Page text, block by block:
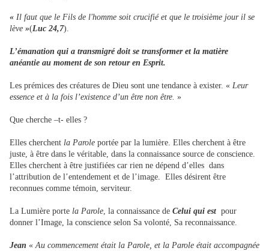
« Il faut que le Fils de l'homme soit crucifié et que le troisième jour il se
lève »(Luc 24,7).
L’émanation qui a transmigré doit se transformer et la matière
anéantie au moment de son retour en Esprit.
Les prémices des créatures de Dieu sont une tendance à exister. « Leur
essence et à la fois l’existence d’un être non être. »
Que cherche –t- elles ?
Elles cherchent la Parole portée par la lumière. Elles cherchent à être
juste, à être dans le véritable, dans la connaissance source de conscience.
Elles cherchent à être justifiées car rien ne dépend d’elles dans
l’attribution de l’entendement et de l’image. Elles désirent être
reconnues comme témoin, serviteur.
La Lumière porte la Parole, la connaissance de Celui qui estpour
donner l’Image, la conscience selon Sa volonté, Sa reconnaissance.
Jean «Au commencement était la Parole, et la Parole était accompagnée